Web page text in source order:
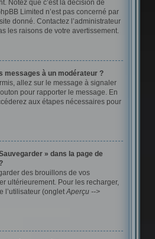
Notez que c’est la décision de
Limited n’est pas concerné par
donné. Contactez l’administrateur
les raisons de votre avertissement.
messages à un modérateur ?
allez sur le message à signaler
pour rapporter le message. En
aux étapes nécessaires pour
» dans la page de
des brouillons de vos
ultérieurement. Pour les recharger,
l’utilisateur (ongletAperçu -->